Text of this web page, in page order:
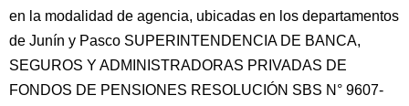
en la modalidad de agencia, ubicadas en los departamentos
de Junín y Pasco SUPERINTENDENCIA DE BANCA,
SEGUROS Y ADMINISTRADORAS PRIVADAS DE
FONDOS DE PENSIONES RESOLUCIÓN SBS N° 9607-